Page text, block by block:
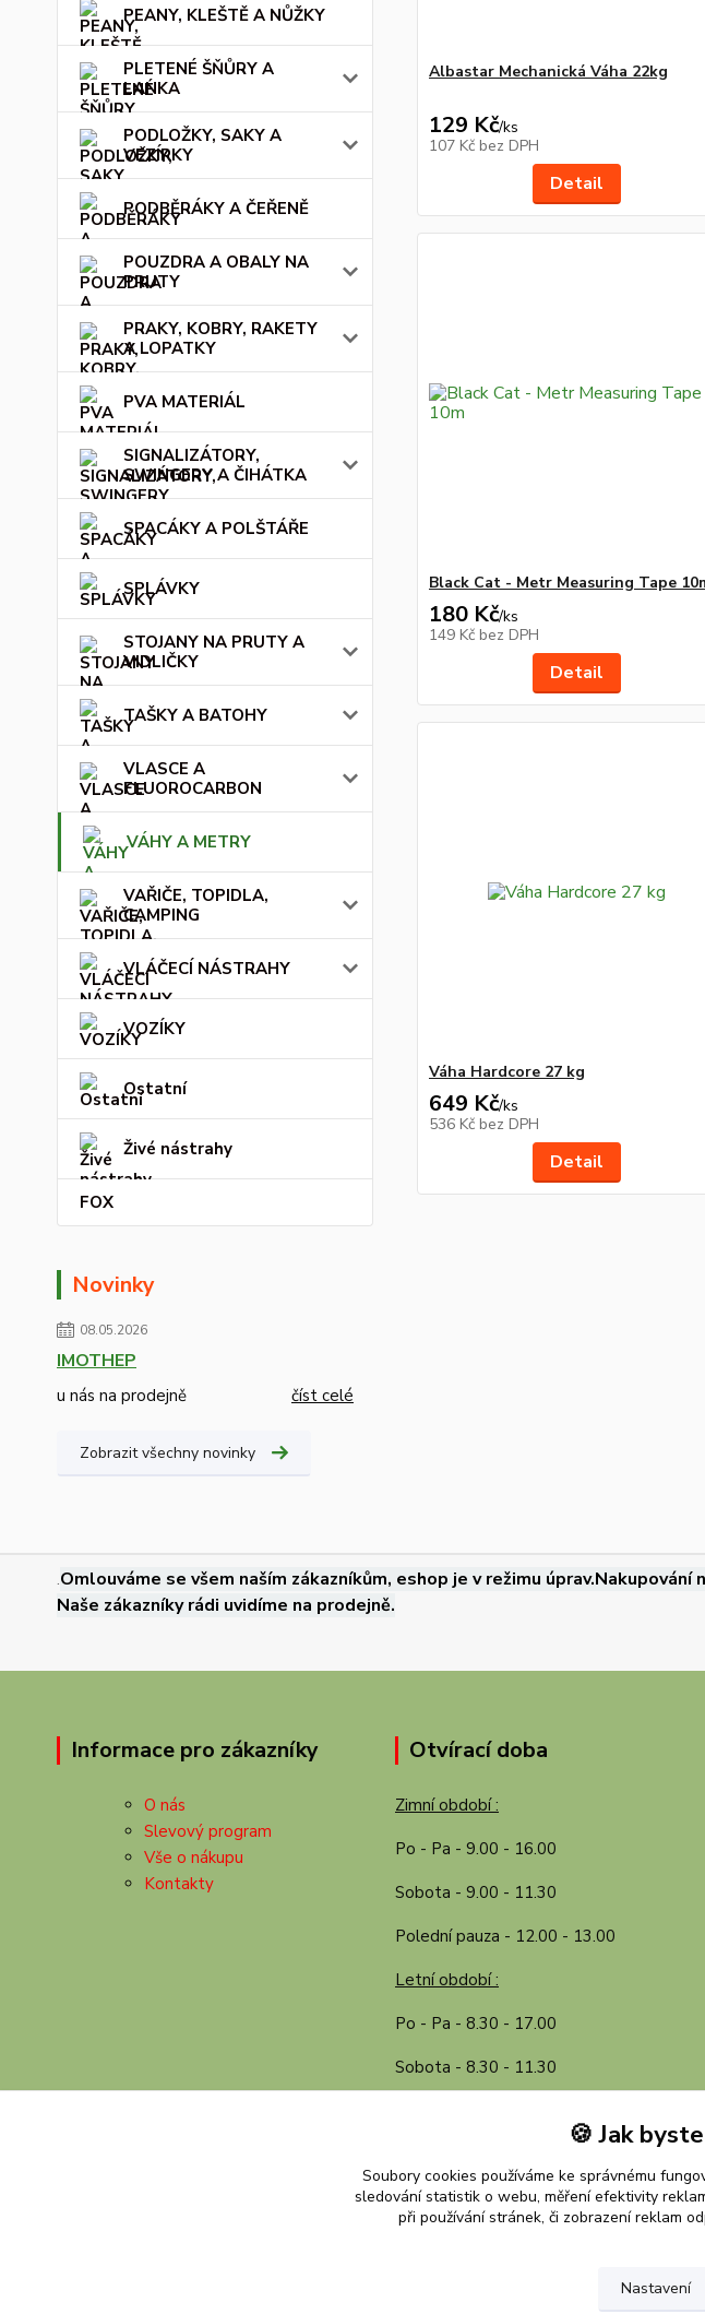
PEANY, KLEŠTĚ A NŮŽKY
PLETENÉ ŠŇŮRY A
LANKA
PODLOŽKY, SAKY A
VEZÍRKY
PODBĚRÁKY A ČEŘENĚ
POUZDRA A OBALY NA
PRUTY
PRAKY, KOBRY, RAKETY
A LOPATKY
PVA MATERIÁL
SIGNALIZÁTORY,
SWINGERY A ČIHÁTKA
SPACÁKY A POLŠTÁŘE
SPLÁVKY
STOJANY NA PRUTY A
VIDLIČKY
TAŠKY A BATOHY
VLASCE A
FLUOROCARBON
VÁHY A METRY
VAŘIČE, TOPIDLA,
CAMPING
VLÁČECÍ NÁSTRAHY
VOZÍKY
Ostatní
Živé nástrahy
FOX
Novinky
08.05.2026
IMOTHEP
u nás na prodejně číst celé
Zobrazit všechny novinky
Albastar Mechanická Váha 22kg
129 Kč/ks
107 Kč bez DPH
Detail
Black Cat - Metr Measuring Tape
180 Kč/ks
149 Kč bez DPH
Detail
Váha Hardcore 27 kg
649 Kč/ks
536 Kč bez DPH
Detail
.Omlouváme se všem naším zákazníkům, eshop je v režimu
Naše zákazníky rádi uvidíme na prodejně.
Informace pro zákazníky
O nás
Slevový program
Vše o nákupu
Kontakty
Otvírací doba
Zimní období :
Po - Pa - 9.00 - 16.00
Sobota - 9.00 - 11.30
Polední pauza - 12.00 - 13.00
Letní období :
Po - Pa - 8.30 - 17.00
Sobota - 8.30 - 11.30
🍪 Jak
Soubory cookies používáme ke správnému
sledování statistik o webu, měření efektivity
při používání stránek, či zobrazení reklam
Nastavení